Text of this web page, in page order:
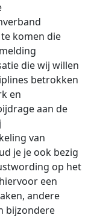
komen die
die wij willen
betrokken
en
aan de
van
je je ook bezig
op het
een
andere
bijzondere